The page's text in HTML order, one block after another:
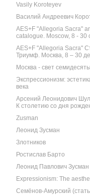
Vasily Koroteyev
Василий Андреевич
AES+F "Allegoria Sacra"
catalogue. Moscow, 8 - 30
AES+F "Allegoria Sacra"
Триумф. Москва, 8 – 30
Москва - свет
Экспрессионизм:
века
Арсений Леонидович
К столетию со дня
Zusman
Леонид Зусман
Злотников
Ростислав Барто
Леонид Павлович
Expressionism: The
Семёнов-Амурский